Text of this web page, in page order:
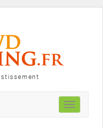
Toggle
navigation